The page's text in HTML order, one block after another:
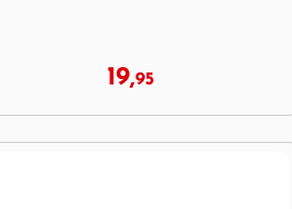
19,95